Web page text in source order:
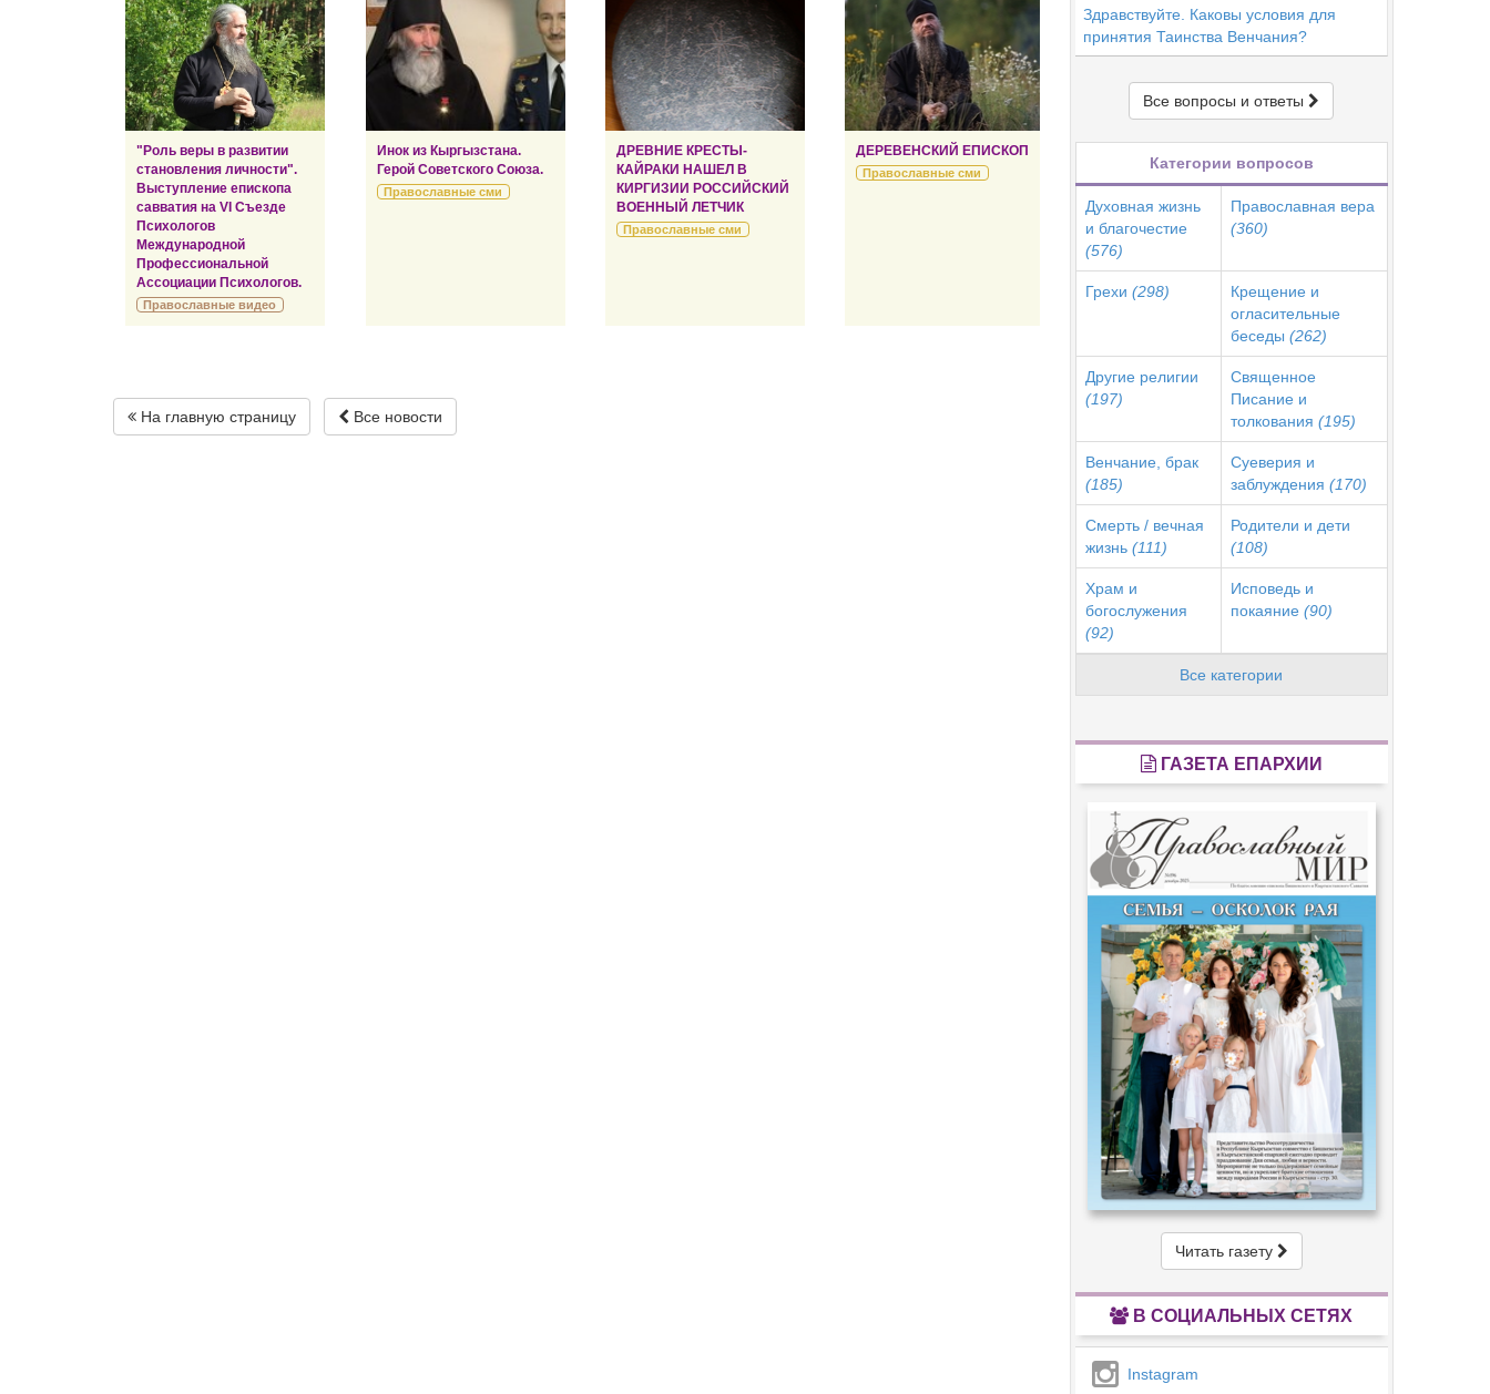
"Роль веры в развитии
становления личности".
Выступление епископа
савватия на VI Съезде
Психологов
Международной
Профессиональной
Ассоциации Психологов.
Православные видео
Инок из Кыргызстана.
Герой Советского Союза.
Православные сми
ДРЕВНИЕ КРЕСТЫ-
КАЙРАКИ НАШЕЛ В
КИРГИЗИИ РОССИЙСКИЙ
ВОЕННЫЙ ЛЕТЧИК
Православные сми
ДЕРЕВЕНСКИЙ ЕПИСКОП
Православные сми
На главную страницу Все новости
Здравствуйте. Каковы условия для
принятия Таинства Венчания?
Все вопросы и ответы
Категории вопросов
Духовная жизнь
и благочестие
(576)
Православная вера
(360)
Грехи (298)
Крещение и
огласительные
беседы (262)
Другие религии
(197)
Священное
Писание и
толкования (195)
Венчание, брак
(185)
Суеверия и
заблуждения (170)
Смерть / вечная
жизнь (111)
Родители и дети
(108)
Храм и
богослужения
(92)
Исповедь и
покаяние (90)
Все категории
ГАЗЕТА ЕПАРХИИ
Читать газету
В СОЦИАЛЬНЫХ СЕТЯХ
Instagram